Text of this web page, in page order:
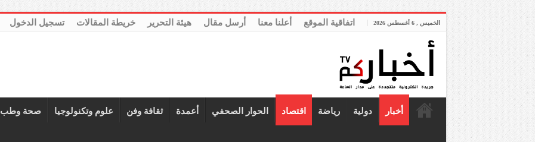
الخميس , 6 أغسطس 2026 اتفاقية الموقع أعلنا معنا أرسل مقال هيئة التحرير خريطة المقالات تسجيل الدخول
أخبار دولية رياضة اقتصاد الحوار الصحفي أعمدة ثقافة وفن علوم وتكنولوجيا صحة وطب